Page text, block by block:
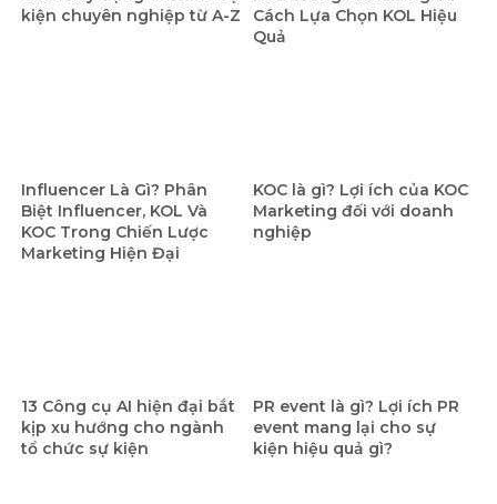
kiện chuyên nghiệp từ A-Z
Cách Lựa Chọn KOL Hiệu
Quả
Influencer Là Gì? Phân
Biệt Influencer, KOL Và
KOC Trong Chiến Lược
Marketing Hiện Đại
KOC là gì? Lợi ích của KOC
Marketing đối với doanh
nghiệp
13 Công cụ AI hiện đại bắt
kịp xu hướng cho ngành
tổ chức sự kiện
PR event là gì? Lợi ích PR
event mang lại cho sự
kiện hiệu quả gì?